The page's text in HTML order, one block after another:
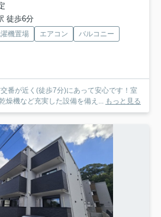
徒歩6分
機置場 エアコン
バルコニー
番が近く(徒歩7分)にあって安心です！室
燥機など充実した設備を備え... もっと見る